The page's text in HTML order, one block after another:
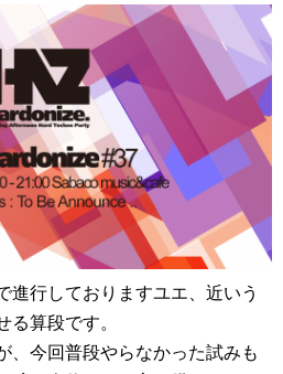
進行しておりますユエ、近いう
る算段です。
、今回普段やらなかった試みも